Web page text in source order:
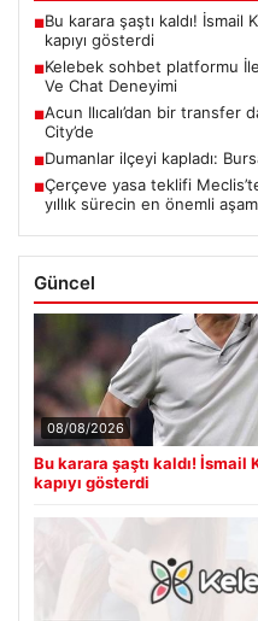
■Bu karara şaştı kaldı! İsmail
kapıyı gösterdi
■Kelebek sohbet platformu
Ve Chat Deneyimi
■Acun Ilıcalı’dan bir transfer
City’de
■Dumanlar ilçeyi kapladı:
■Çerçeve yasa teklifi
yıllık sürecin en önemli
Güncel
08/08/2026
Bu karara şaştı kaldı! İsmail
kapıyı gösterdi